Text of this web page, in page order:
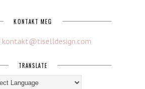
KONTAKT MEG
kontakt@tiselldesign.com
TRANSLATE